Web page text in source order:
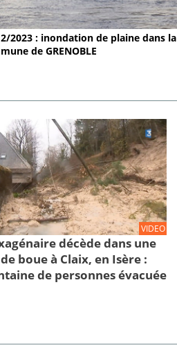
2023 : inondation de plaine dans la
de GRENOBLE
VIDEO
décède dans une
boue à Claix, en Isère :
de personnes évacuée